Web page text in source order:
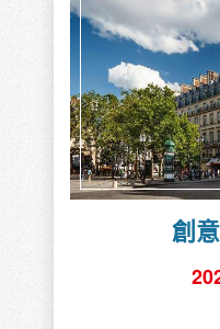
創